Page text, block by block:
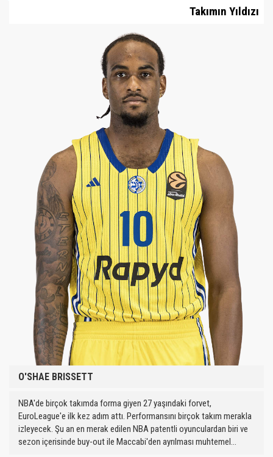
Takımın Yıldızı
O'SHAE BRISSETT
NBA'de birçok takımda forma giyen 27 yaşındaki forvet,
EuroLeague'e ilk kez adım attı. Performansını birçok takım merakla
izleyecek. Şu an en merak edilen NBA patentli oyunculardan biri ve
sezon içerisinde buy-out ile Maccabi'den ayrılması muhtemel...